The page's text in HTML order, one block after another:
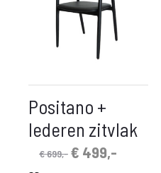
Positano +
lederen zitvlak
€699,- Oorspronkelijke
€ 499,-